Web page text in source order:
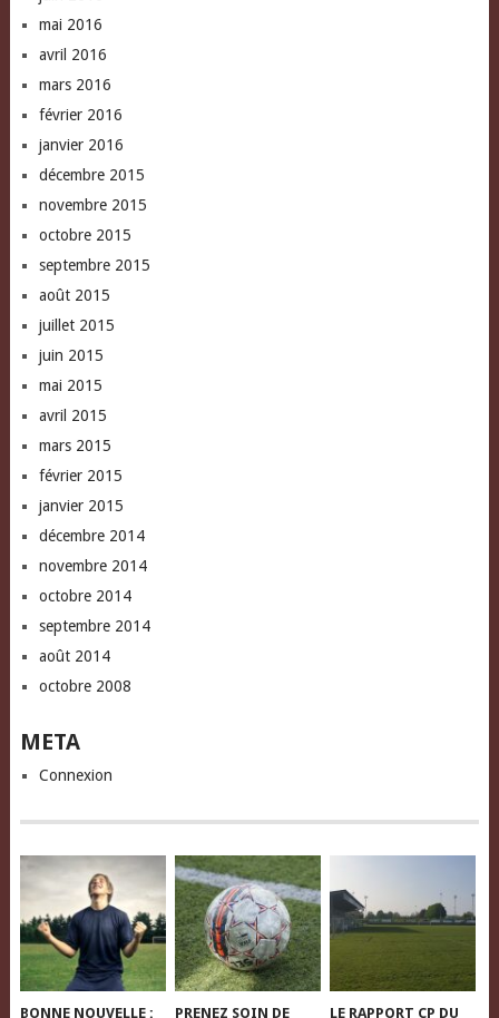
mai 2016
avril 2016
mars 2016
février 2016
janvier 2016
décembre 2015
novembre 2015
octobre 2015
septembre 2015
août 2015
juillet 2015
juin 2015
mai 2015
avril 2015
mars 2015
février 2015
janvier 2015
décembre 2014
novembre 2014
octobre 2014
septembre 2014
août 2014
octobre 2008
META
Connexion
BONNE NOUVELLE : PRENEZ SOIN DE LE RAPPORT CP DU